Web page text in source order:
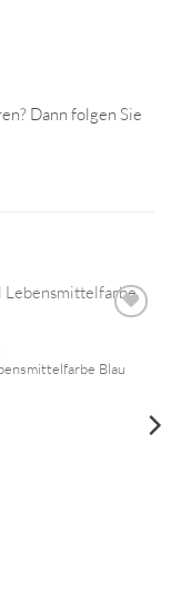
Dann folgen Sie
Blau